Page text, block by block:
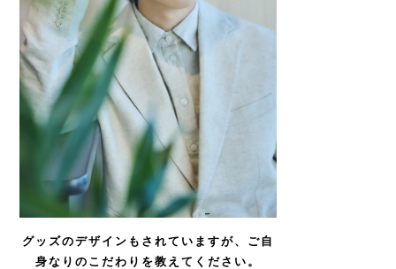
グッズのデザインもされていますが、ご自
身なりのこだわりを教えてください。